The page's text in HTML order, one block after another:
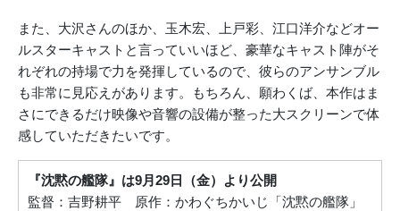
また、大沢さんのほか、玉木宏、上戸彩、江口洋介などオー
ルスターキャストと言っていいほど、豪華なキャスト陣がそ
れぞれの持場で力を発揮しているので、彼らのアンサンブル
も非常に見応えがあります。もちろん、願わくば、本作はま
さにできるだけ映像や音響の設備が整った大スクリーンで体
感していただきたいです。
『沈黙の艦隊』は9月29日（金）より公開
監督：吉野耕平 原作：かわぐちかいじ「沈黙の艦隊」